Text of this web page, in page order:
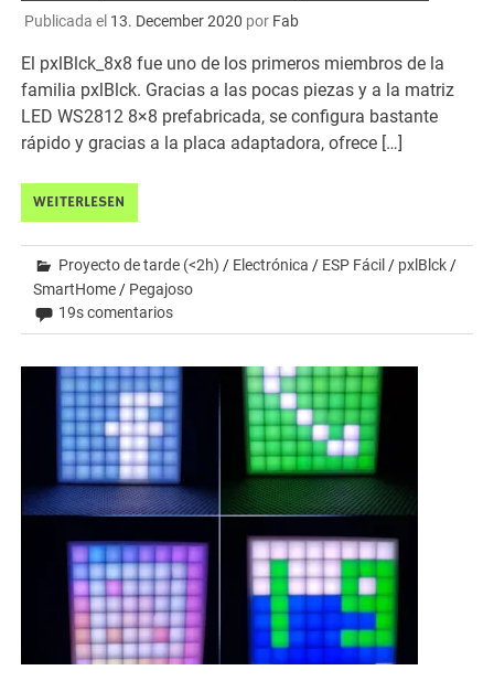
Publicada el 13. December 2020 por Fab
El pxlBlck_8x8 fue uno de los primeros miembros de la
familia pxlBlck. Gracias a las pocas piezas y a la matriz
LED WS2812 8×8 prefabricada, se configura bastante
rápido y gracias a la placa adaptadora, ofrece […]
WEITERLESEN
Proyecto de tarde (<2h) / Electrónica / ESP Fácil / pxlBlck /
SmartHome / Pegajoso
19s comentarios